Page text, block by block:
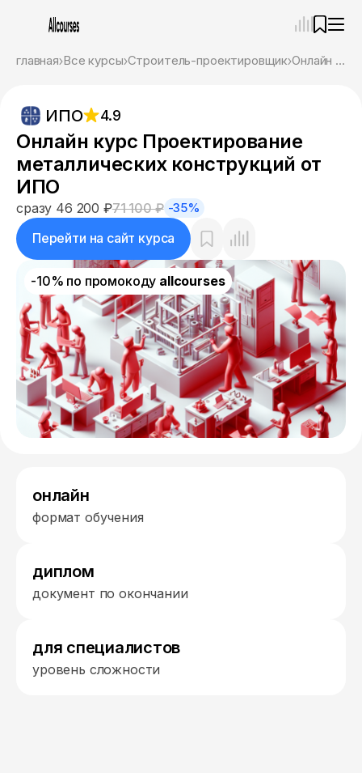
главная Все курсы Строитель-проектировщик Онлайн курс Проектирование металлических конструкций от ИПО
ИПО 4.9
Онлайн курс Проектирование
металлических конструкций от
ИПО
сразу 46 200 ₽71 100 ₽ -35%
Перейти на сайт курса
-10% по промокоду allcourses
онлайн
формат обучения
диплом
документ по окончании
для специалистов
уровень сложности
Привет! Я Ваш карьерный навигатор. Подберу
курсы, которые соответствует именно вашим
целям.
Пожалуйста, ответьте на несколько вопросов,
чтобы начать.
Приступим?